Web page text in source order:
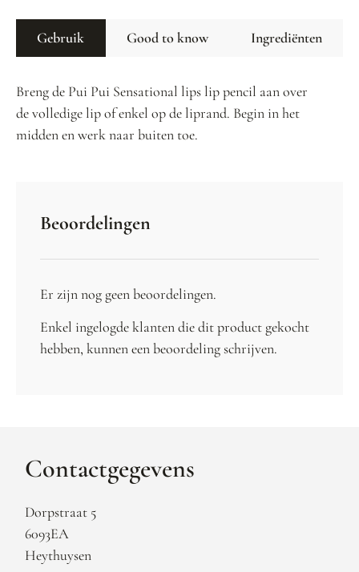
Gebruik Good to know Ingrediënten
Breng de Pui Pui Sensational lips lip pencil aan over
de volledige lip of enkel op de liprand. Begin in het
midden en werk naar buiten toe.
Beoordelingen
Er zijn nog geen beoordelingen.
Enkel ingelogde klanten die dit product gekocht
hebben, kunnen een beoordeling schrijven.
Contactgegevens
Dorpstraat 5
6093EA
Heythuysen